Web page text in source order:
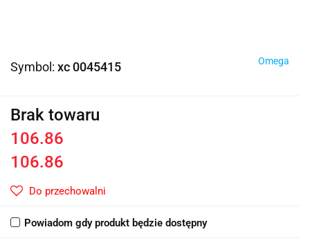
Symbol: xc 0045415 Omega
Brak towaru
106.86
106.86
Do przechowalni
Powiadom gdy produkt będzie dostępny